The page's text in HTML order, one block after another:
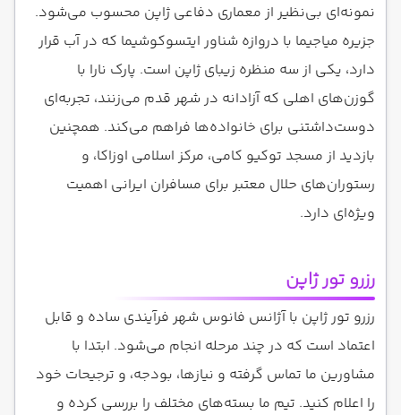
نمونه‌ای بی‌نظیر از معماری دفاعی ژاپن محسوب می‌شود.
جزیره میاجیما با دروازه شناور ایتسوکوشیما که در آب قرار
دارد، یکی از سه منظره زیبای ژاپن است. پارک نارا با
گوزن‌های اهلی که آزادانه در شهر قدم می‌زنند، تجربه‌ای
دوست‌داشتنی برای خانواده‌ها فراهم می‌کند. همچنین
بازدید از مسجد توکیو کامی، مرکز اسلامی اوزاکا، و
رستوران‌های حلال معتبر برای مسافران ایرانی اهمیت
ویژه‌ای دارد.
رزرو تور ژاپن
رزرو تور ژاپن با آژانس فانوس شهر فرآیندی ساده و قابل
اعتماد است که در چند مرحله انجام می‌شود. ابتدا با
مشاورین ما تماس گرفته و نیازها، بودجه، و ترجیحات خود
را اعلام کنید. تیم ما بسته‌های مختلف را بررسی کرده و